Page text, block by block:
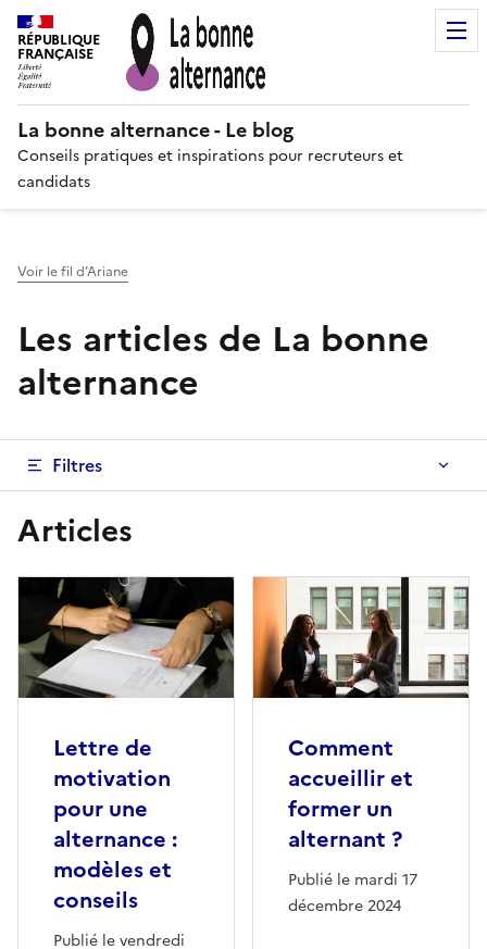
RÉPUBLIQUE
FRANÇAISE
La bonne alternance - Le blog
Conseils pratiques et inspirations pour recruteurs et
candidats
Voir le fil d’Ariane
Les articles de La bonne
alternance
Filtres
Articles
Lettre de
motivation
pour une
alternance :
modèles et
conseils
Publié le vendredi
Comment
accueillir et
former un
alternant ?
Publié le mardi 17
décembre 2024